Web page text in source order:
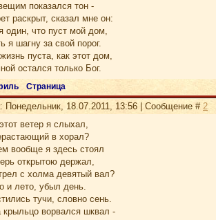
показался тон -
раскрыт, сказал мне он:
один, что пуст мой дом,
я шагну за свой порог.
пуста, как этот дом,
остался только Бог.
Страница
Понедельник, 18.07.2011, 13:56 | Сообщение # 2
ветер я слыхал,
в хорал?
вообще я здесь стоял
открытою держал,
с холма девятый вал?
и лето, убыл день.
тучи, словно сень.
крыльцо ворвался шквал -